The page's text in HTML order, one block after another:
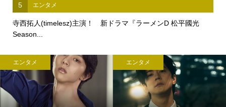
5 エンタメ
寺西拓人(timelesz)主演！ 新ドラマ『ラーメンD 松平國光
Season...
エンタメ エンタメ